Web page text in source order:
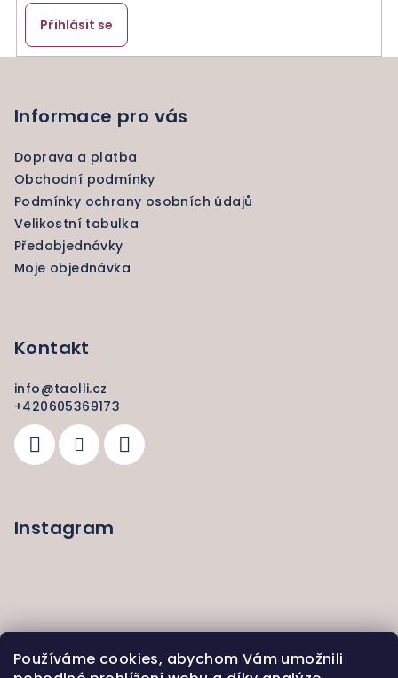
Používáme cookies, abychom Vám umožnili
Přihlásit se
Informace pro vás
Doprava a platba
Obchodní podmínky
Podmínky ochrany osobních údajů
Velikostní tabulka
Předobjednávky
Moje objednávka
Kontakt
info@taolli.cz
+420605369173
Instagram